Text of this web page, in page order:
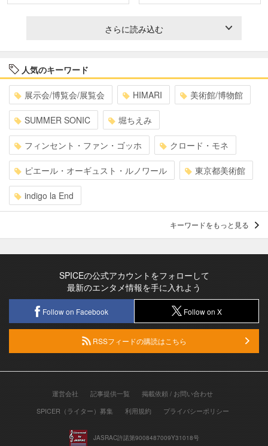
さらに読み込む
人気のキーワード
展示会/博覧会/展覧会 HIMARI 美術館/博物館
SUMMER SONIC 堀ちえみ
フィンセント・ファン・ゴッホ クロード・モネ
ピエール・オーギュスト・ルノワール 東京都美術館
indigo la End
キーワードをもっと見る
SPICEの公式アカウントをフォローして
最新のエンタメ情報を手に入れよう
Follow on Facebook Follow on X
RSSフィードの購読はこちら
運営会社 記事提供一覧
掲載依頼 / お問い合わせ
SPICER（ライター）募集
利用規約 プライバシーポリシー
JASRAC許諾第9008487009Y31018号